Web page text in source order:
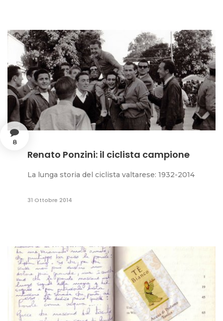
8
Renato Ponzini: il ciclista campione
La lunga storia del ciclista valtarese: 1932-2014
31 Ottobre 2014